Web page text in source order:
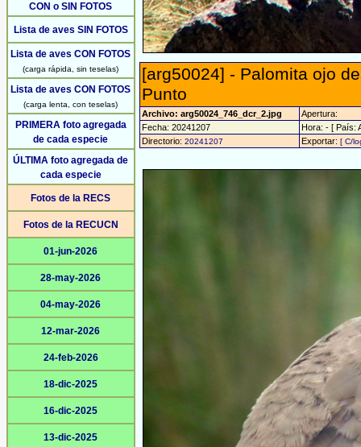
CON o SIN FOTOS
Lista de aves SIN FOTOS
Lista de aves CON FOTOS
(carga rápida, sin teselas)
Lista de aves CON FOTOS
(carga lenta, con teselas)
PRIMERA foto agregada
de cada especie
ÚLTIMA foto agregada de
cada especie
Fotos de la RECS
Fotos de la RECUCN
01-jun-2026
28-may-2026
04-may-2026
12-mar-2026
24-feb-2026
18-dic-2025
16-dic-2025
13-dic-2025
[arg50024] - Palomita ojo
Punto
Archivo: arg50024_746_dcr_2.jpg
Apertura:
Fecha: 20241207
Hora: - [ País:
Directorio: 20241207 Exportar: [ C/